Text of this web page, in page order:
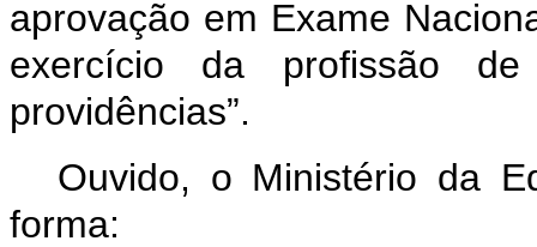
aprovação em Exame
exercício da profissão
providências”.
Ouvido, o Ministério da
forma: